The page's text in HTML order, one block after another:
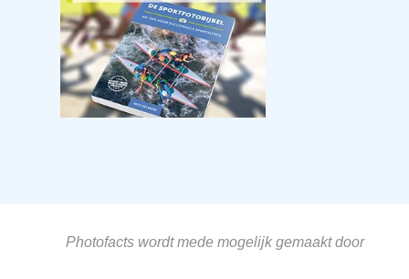
Photofacts wordt mede mogelijk gemaakt door